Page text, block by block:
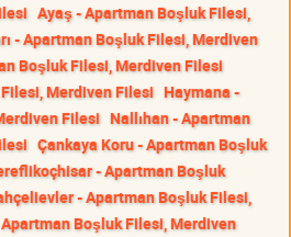
Ayaş - Apartman Boşluk Filesi,
- Apartman Boşluk Filesi, Merdiven
Boşluk Filesi, Merdiven Filesi
Merdiven Filesi Haymana -
Filesi Nallıhan - Apartman
Çankaya Koru - Apartman Boşluk
- Apartman Boşluk
- Apartman Boşluk Filesi,
Boşluk Filesi, Merdiven